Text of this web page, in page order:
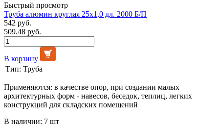
Быстрый просмотр
Труба алюмин круглая 25х1,0 дл. 2000 Б/П
542 руб.
509.48 руб.
В корзину
Тип: Труба
Применяются: в качестве опор, при создании малых
архитектурных форм - навесов, беседок, теплиц, легких
конструкций для складских помещений
В наличии: 7 шт